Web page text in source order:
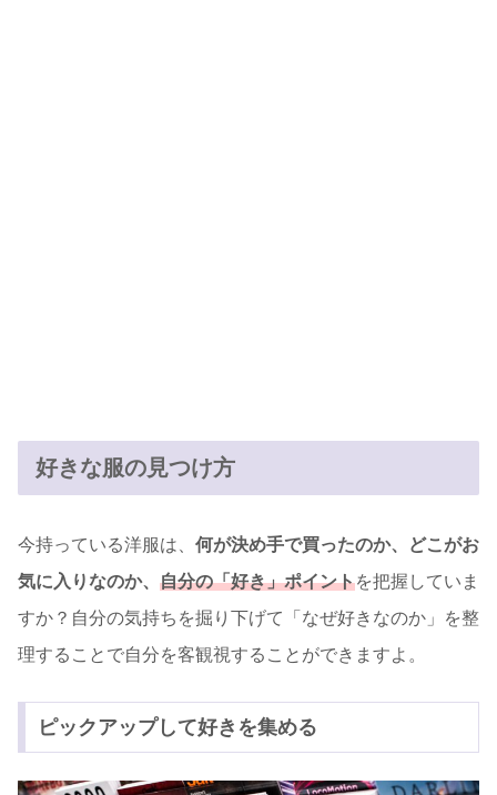
好きな服の見つけ方
今持っている洋服は、 何が決め手で買ったのか、どこがお
気に入りなのか、 自分の「好き」ポイントを把握していま
すか？自分の気持ちを掘り下げて「なぜ好きなのか」を整
理することで自分を客観視することができますよ。
ピックアップして好きを集める